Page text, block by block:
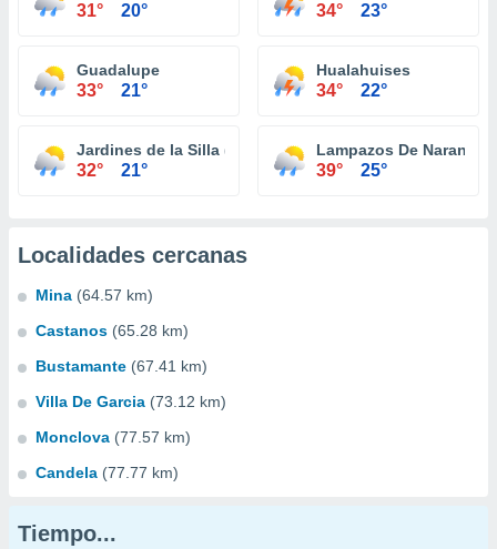
31° 20° 34° 23°
Guadalupe
33° 21°
Hualahuises
34° 22°
Jardines de la Silla (Jardines)
32° 21°
Lampazos De Naranjo
39° 25°
Localidades cercanas
Mina (64.57 km)
Castanos (65.28 km)
Bustamante (67.41 km)
Villa De Garcia (73.12 km)
Monclova (77.57 km)
Candela (77.77 km)
Tiempo...